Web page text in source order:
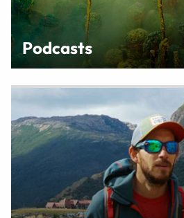
Podcasts